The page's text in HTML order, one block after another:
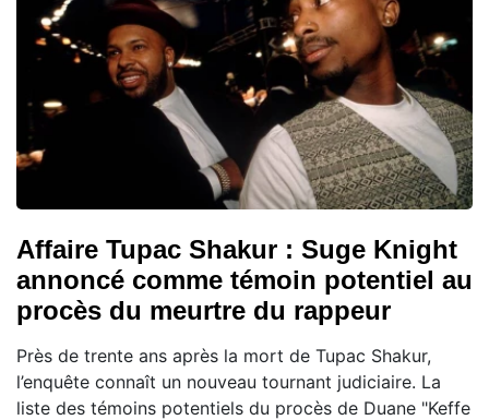
Affaire Tupac Shakur : Suge Knight
annoncé comme témoin potentiel au
procès du meurtre du rappeur
Près de trente ans après la mort de Tupac Shakur,
l’enquête connaît un nouveau tournant judiciaire. La
liste des témoins potentiels du procès de Duane "Keffe